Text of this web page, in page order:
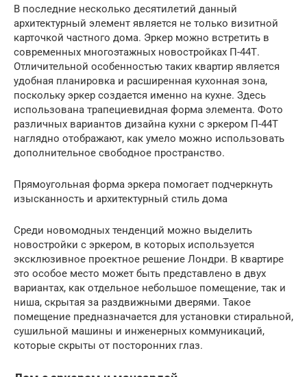
В последние несколько десятилетий данный
архитектурный элемент является не только визитной
карточкой частного дома. Эркер можно встретить в
современных многоэтажных новостройках П-44Т.
Отличительной особенностью таких квартир является
удобная планировка и расширенная кухонная зона,
поскольку эркер создается именно на кухне. Здесь
использована трапециевидная форма элемента. Фото
различных вариантов дизайна кухни с эркером П-44Т
наглядно отображают, как умело можно использовать
дополнительное свободное пространство.
Прямоугольная форма эркера помогает подчеркнуть
изысканность и архитектурный стиль дома
Среди новомодных тенденций можно выделить
новостройки с эркером, в которых используется
эксклюзивное проектное решение Лондри. В квартире
это особое место может быть представлено в двух
вариантах, как отдельное небольшое помещение, так и
ниша, скрытая за раздвижными дверями. Такое
помещение предназначается для установки стиральной,
сушильной машины и инженерных коммуникаций,
которые скрыты от посторонних глаз.